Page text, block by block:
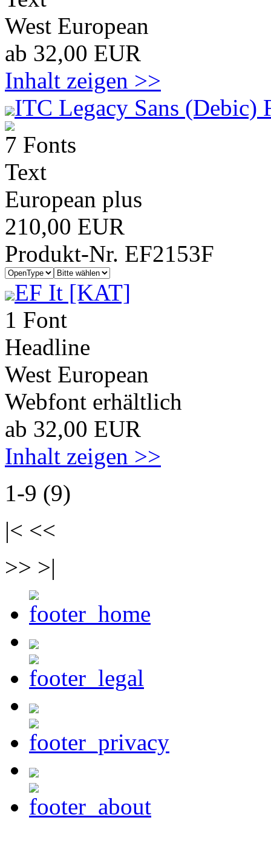
West European
ab 32,00 EUR
Inhalt zeigen >>
ITC Legacy Sans (Debic)
7 Fonts
Text
European plus
210,00 EUR
Produkt-Nr. EF2153F
EF It [KAT]
1 Font
Headline
West European
Webfont erhältlich
ab 32,00 EUR
Inhalt zeigen >>
1-9 (9)
|< <<
>> >|